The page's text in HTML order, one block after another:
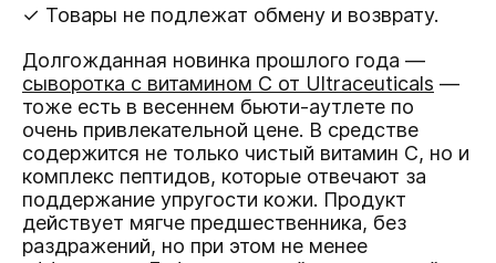
✓ Товары не подлежат обмену и возврату.
Долгожданная новинка прошлого года —
сыворотка с витамином С от Ultraceuticals —
тоже есть в весеннем бьюти-аутлете по
очень привлекательной цене. В средстве
содержится не только чистый витамин С, но и
комплекс пептидов, которые отвечают за
поддержание упругости кожи. Продукт
действует мягче предшественника, без
раздражений, но при этом не менее